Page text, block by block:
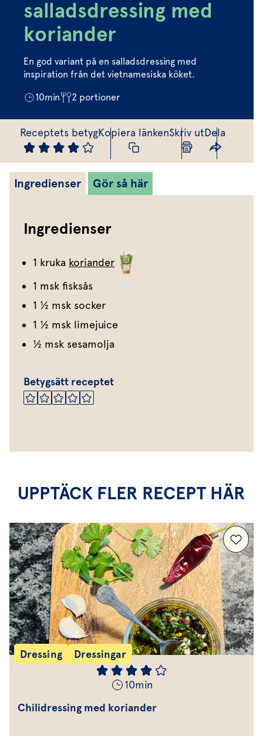
Dressing
Vinägrett
Marinad
Timjan
Allt om sallat
Våra färska örter
Vår sallat & gröna blad
Våra mikroörter & skott
Fixa vinägretten
salladsdressing med
koriander
En god variant på en salladsdressing med
inspiration från det vietnamesiska köket.
10min 2 portioner
Receptets betygKopiera länkenSkriv utDela
Ingredienser Gör så här
Ingredienser
1 kruka koriander
1 msk fisksås
1 ½ msk socker
1 ½ msk limejuice
½ msk sesamolja
Betygsätt receptet
UPPTÄCK FLER RECEPT HÄR
Dressing Dressingar
10min
Chilidressing med koriander